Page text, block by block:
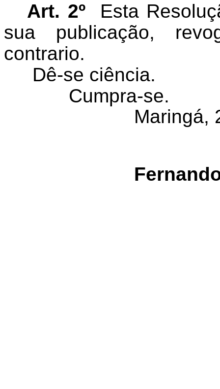
Art. 2º
Esta
sua publicação,
contrario.
Dê-se ciência.
Cumpra-se.
Maringá,